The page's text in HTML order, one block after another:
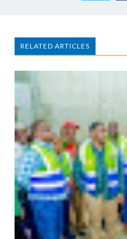
RELATED ARTICLES